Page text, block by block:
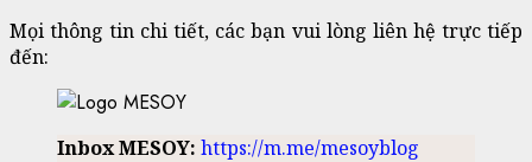
Mọi thông tin chi tiết, các bạn vui lòng liên hệ trực tiếp
đến:
Inbox MESOY: https://m.me/mesoyblog